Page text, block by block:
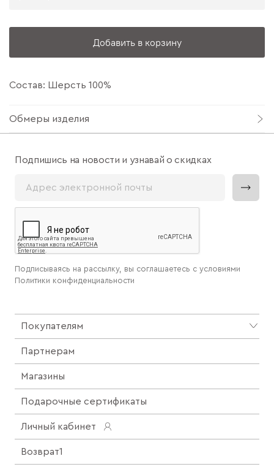
Добавить в корзину
Состав: Шерсть 100%
Обмеры изделия
Покупателям
Партнерам
Магазины
Подарочные сертификаты
Личный кабинет
Возврат1
Подпишись на новости и узнавай о скидках
Подписываясь на рассылку, вы соглашаетесь с условиями
Политики конфиденциальности